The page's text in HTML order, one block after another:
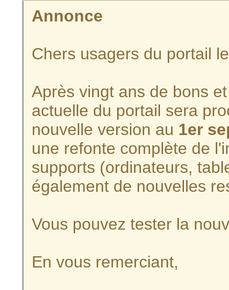
Annonce
Chers usagers du portail
Après vingt ans de bons
actuelle du portail sera
nouvelle version au 1er
une refonte complète de
supports (ordinateurs,
également de nouvelles
Vous pouvez tester la
En vous remerciant,